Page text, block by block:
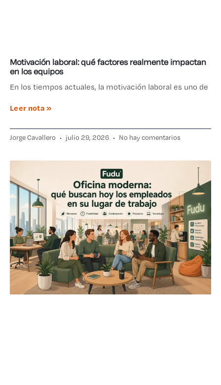
Motivación laboral: qué factores realmente impactan
en los equipos
En los tiempos actuales, la motivación laboral es uno de
Leer nota »
Jorge Cavallero julio 29, 2026 No hay comentarios